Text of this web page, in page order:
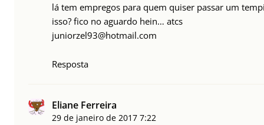
lá tem empregos para quem quiser passar um
isso? fico no aguardo hein… atcs
juniorzel93@hotmail.com
Resposta
Eliane Ferreira
29 de janeiro de 2017 7:22